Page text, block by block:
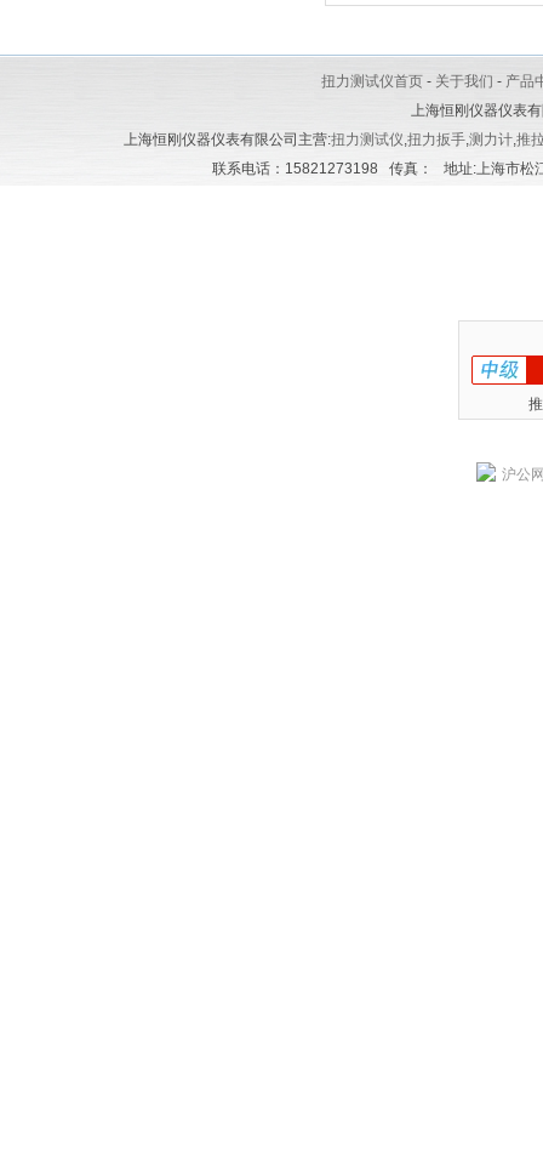
扭力测试仪首页 - 关于我们 - 产品
上海恒刚仪器仪表
上海恒刚仪器仪表有限公司主营:扭力测试仪,扭力扳手,测力计,推
联系电话：15821273198 传真： 地址:上海市
沪公